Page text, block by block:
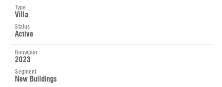
Type
Villa
Status
Active
Bouwjaar
2023
Segment
New Buildings